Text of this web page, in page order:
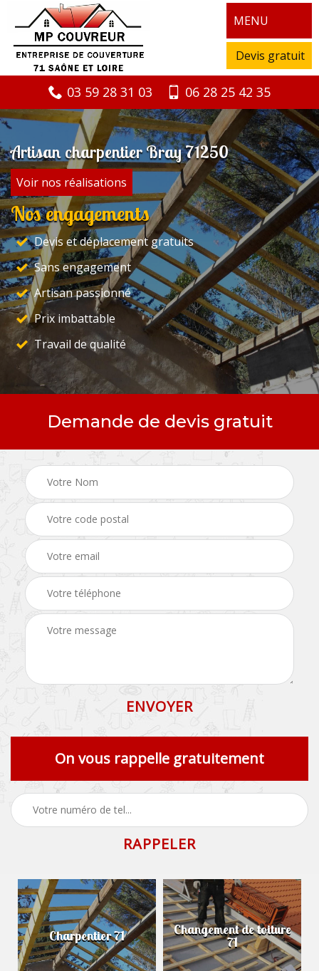
MENU
Devis gratuit
03 59 28 31 03 06 28 25 42 35
Artisan charpentier Bray 71250
Voir nos réalisations
Nos engagements
Devis et déplacement gratuits
Sans engagement
Artisan passionné
Prix imbattable
Travail de qualité
Demande de devis gratuit
On vous rappelle gratuitement
Charpentier 71 Changement de toiture
71